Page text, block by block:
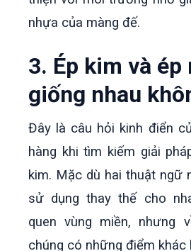
nhựa của màng đế.
3. Ép kim và ép
giống nhau
Đây là câu hỏi kinh điển
hàng khi tìm kiếm giải
kim. Mặc dù hai thuật ngữ
sử dụng thay thế cho
quen vùng miền, nhưng
chúng có những điểm khác